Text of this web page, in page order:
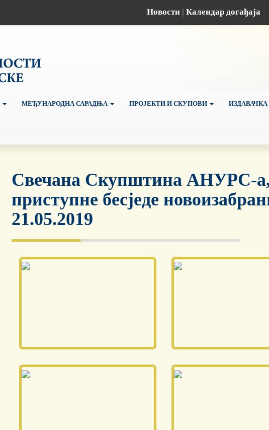
Новости | Календар догађаја
МЕЂУНАРОДНА САРАДЊА ПРОЈЕКТИ И СКУПОВИ
Свечана Скупштина АНУРС-а,
приступне бесједе
21.05.2019